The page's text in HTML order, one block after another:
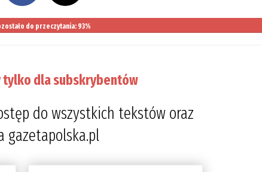
do przeczytania: 93%
tylko dla subskrybentów
do wszystkich tekstów oraz
gazetapolska.pl